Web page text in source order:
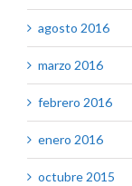
agosto 2016
marzo 2016
febrero 2016
enero 2016
octubre 2015